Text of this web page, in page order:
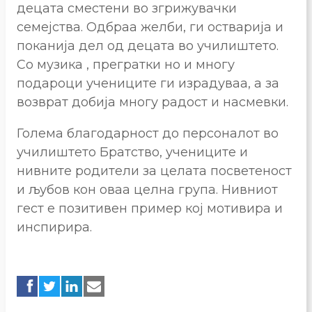
децата сместени во згрижувачки
семејства. Одбраа желби, ги остварија и
поканија дел од децата во училиштето.
Со музика , прегратки но и многу
подароци учениците ги израдуваа, а за
возврат добија многу радост и насмевки.
Голема благодарност до персоналот во
училиштето Братство, учениците и
нивните родители за целата посветеност
и љубов кон оваа целна група. Нивниот
гест е позитивен пример кој мотивира и
инспирира.